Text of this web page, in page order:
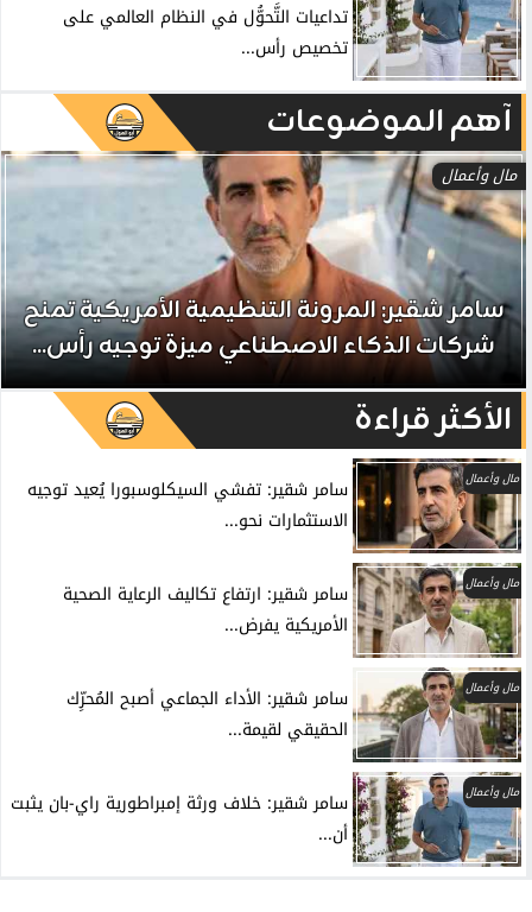
تداعيات التَّحوُّل في النظام العالمي على
تخصيص رأس...
آهم الموضوعات
مال وأعمال
سامر شقير: المرونة التنظيمية الأمريكية تمنح
شركات الذكاء الاصطناعي ميزة توجيه رأس...
الأكثر قراءة
مال وأعمال
سامر شقير: تفشي السيكلوسبورا يُعيد توجيه
الاستثمارات نحو...
مال وأعمال
سامر شقير: ارتفاع تكاليف الرعاية الصحية
الأمريكية يفرض...
مال وأعمال
سامر شقير: الأداء الجماعي أصبح المُحرِّك
الحقيقي لقيمة...
مال وأعمال
سامر شقير: خلاف ورثة إمبراطورية راي-بان يثبت
أن...